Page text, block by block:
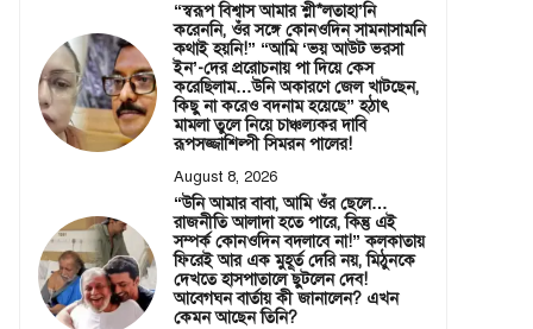
“স্বরূপ বিশ্বাস আমার শ্লী*লতাহা’নি
করেননি, ওঁর সঙ্গে কোনওদিন সামনাসামনি
কথাই হয়নি!” “আমি ‘ভয় আউট ভরসা
ইন’-দের প্ররোচনায় পা দিয়ে কেস
করেছিলাম…উনি অকারণে জেল খাটছেন,
কিছু না করেও বদনাম হয়েছে” হঠাৎ
মামলা তুলে নিয়ে চাঞ্চল্যকর দাবি
রূপসজ্জাশিল্পী সিমরন পালের!
August 8, 2026
“উনি আমার বাবা, আমি ওঁর ছেলে…
রাজনীতি আলাদা হতে পারে, কিন্তু এই
সম্পর্ক কোনওদিন বদলাবে না!” কলকাতায়
ফিরেই আর এক মুহূর্ত দেরি নয়, মিঠুনকে
দেখতে হাসপাতালে ছুটলেন দেব!
আবেগঘন বার্তায় কী জানালেন? এখন
কেমন আছেন তিনি?